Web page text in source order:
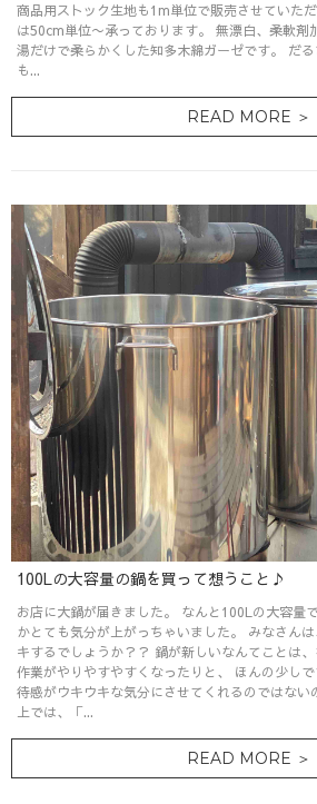
商品用ストック生地も1m単位で販売させていた
は50cm単位〜承っております。 無漂白、柔軟剤加工などをしていない、 お
湯だけで柔らかくした知多木綿ガーゼです。 だるま店長も、キリン副店長
も...
READ MORE ＞
100Lの大容量の鍋を買って想うこと♪
お店に大鍋が届きました。 なんと100Lの大容量
かとても気分が上がっちゃいました。 みなさんは、仕事でどんな時にウキウ
キするでしょうか？？ 鍋が新しいなんてことは、なんてことないのですが、
作業がやりやすやすくなったりと、 ほんの少し
待感がウキウキな気分にさせてくれるのではないのか
上では、「...
READ MORE ＞